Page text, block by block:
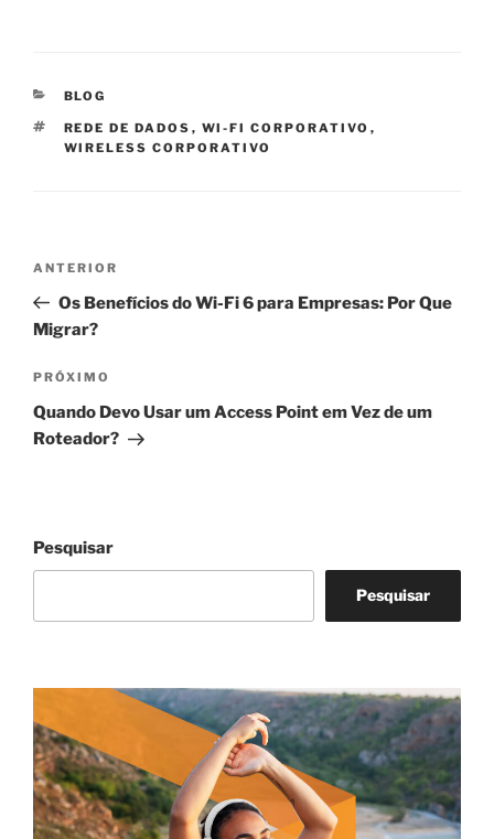
CATEGORIAS
BLOG
TAGS
REDE DE DADOS , WI-FI CORPORATIVO ,
WIRELESS CORPORATIVO
Navegação
Post
Post
anterior
ANTERIOR
Os Benefícios do Wi-Fi 6 para Empresas: Por Que
Migrar?
Próximo
post
PRÓXIMO
Quando Devo Usar um Access Point em Vez de um
Roteador?
Pesquisar
Pesquisar